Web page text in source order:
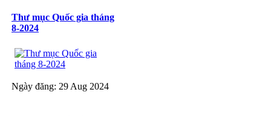
Thư mục Quốc gia tháng
8-2024
Ngày đăng: 29 Aug 2024